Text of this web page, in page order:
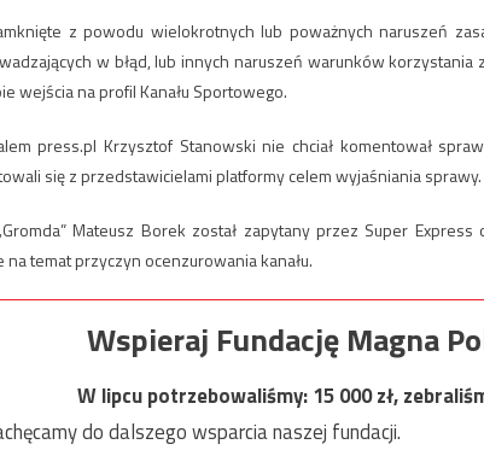
z powodu wielokrotnych lub poważnych naruszeń
w błąd, lub innych naruszeń warunków korzystania
wejścia na profil Kanału Sportowego.
press.pl Krzysztof Stanowski nie chciał komentował
się z przedstawicielami platformy celem wyjaśniania
Mateusz Borek został zapytany przez Super
temat przyczyn ocenzurowania kanału.
Wspieraj Fundację Magna
W lipcu potrzebowaliśmy:15 000zł,
do dalszego wsparcia naszej fundacji.